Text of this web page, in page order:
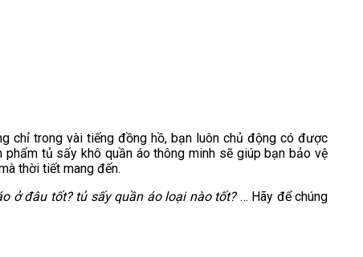
chỉ trong vài tiếng đồng hồ, bạn luôn chủ động có được
tủ sấy khô quần áo thông minh sẽ giúp bạn bảo vệ
thời tiết mang đến.
ở đâu tốt? tủ sấy quần áo loại nào tốt?… Hãy để chúng